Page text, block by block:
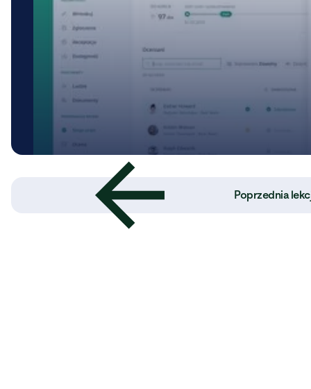
Poprzednia